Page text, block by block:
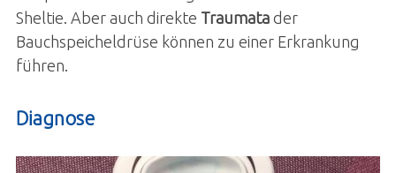
Sheltie. Aber auch direkte Traumata der
Bauchspeicheldrüse können zu einer Erkrankung
führen.
Diagnose